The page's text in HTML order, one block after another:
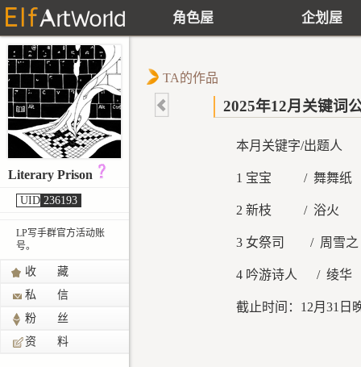
角色屋 企划屋
Literary Prison
UID 236193
LP写手群官方活动账
号。
收 藏
私 信
粉 丝
资 料
TA的作品
2025年12月关键词
本月关键字/出题人
1 宝宝 / 舞舞纸
2 新枝 / 浴火
3 女祭司 / 周雪之
4 吟游诗人 / 绫华
截止时间：12月31日